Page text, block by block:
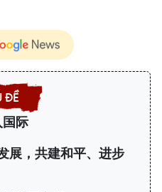
际
展，共建和平、进步